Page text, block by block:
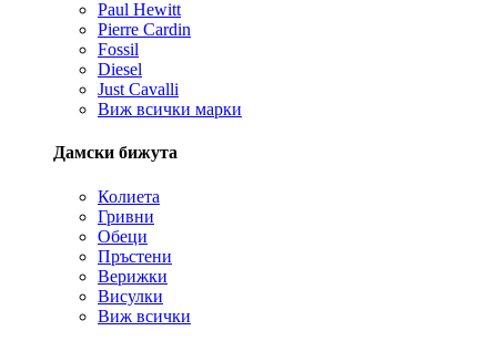
Paul Hewitt
Pierre Cardin
Fossil
Diesel
Just Cavalli
Виж всички марки
Дамски бижута
Колиета
Гривни
Обеци
Пръстени
Верижки
Висулки
Виж всички